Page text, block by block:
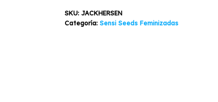
$69.900.$59.900.
SKU: JACKHERSEN
Categoría: Sensi Seeds Feminizadas